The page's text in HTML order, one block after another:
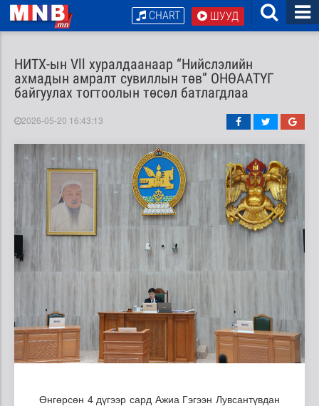
ШУУД
CHART
НИТХ-ын Vll хуралдаанаар “Нийслэлийн
ахмадын амралт сувиллын төв” ОНӨААТҮГ
байгуулах тогтоолын төсөл батлагдлаа
2026-05-20 16:43:13
Өнгөрсөн 4 дүгээр сард Ажиа Гэгээн Лувсантүвдан